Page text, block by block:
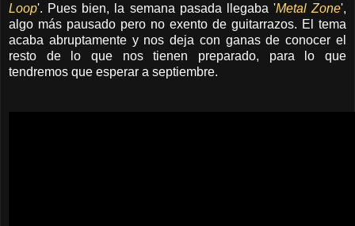
Loop'. Pues bien, la semana pasada llegaba 'Metal Zone',
algo más pausado pero no exento de guitarrazos. El tema
acaba abruptamente y nos deja con ganas de conocer el
resto de lo que nos tienen preparado, para lo que
tendremos que esperar a septiembre.